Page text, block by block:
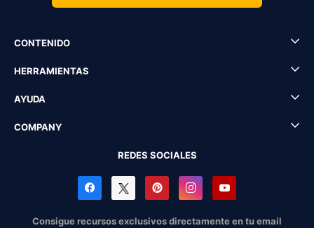
CONTENIDO
HERRAMIENTAS
AYUDA
COMPANY
REDES SOCIALES
Consigue recursos exclusivos directamente en tu email